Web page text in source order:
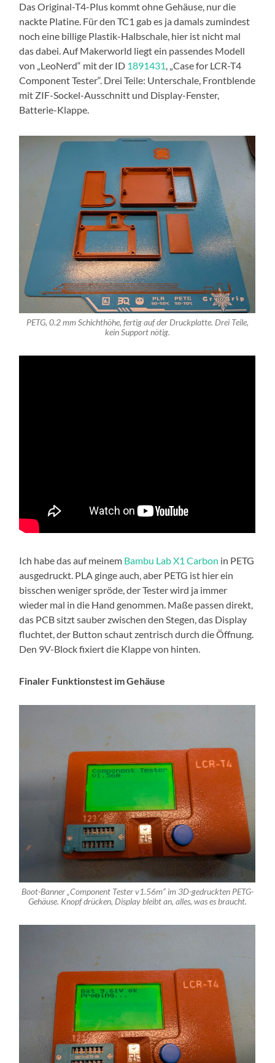
Das Original-T4-Plus kommt ohne Gehäuse, nur die
nackte Platine. Für den TC1 gab es ja damals zumindest
noch eine billige Plastik-Halbschale, hier ist nicht mal
das dabei. Auf Makerworld liegt ein passendes Modell
von „LeoNerd“ mit der ID 1891431, „Case for LCR-T4
Component Tester“. Drei Teile: Unterschale, Frontblende
mit ZIF-Sockel-Ausschnitt und Display-Fenster,
Batterie-Klappe.
PETG, 0.2 mm Schichthöhe, fertig auf der Druckplatte. Drei Teile,
kein Support nötig.
Ich habe das auf meinem Bambu Lab X1 Carbon in PETG
ausgedruckt. PLA ginge auch, aber PETG ist hier ein
bisschen weniger spröde, der Tester wird ja immer
wieder mal in die Hand genommen. Maße passen direkt,
das PCB sitzt sauber zwischen den Stegen, das Display
fluchtet, der Button schaut zentrisch durch die Öffnung.
Den 9V-Block fixiert die Klappe von hinten.
Finaler Funktionstest im Gehäuse
Boot-Banner „Component Tester v1.56m“ im 3D-gedruckten PETG-
Gehäuse. Knopf drücken, Display bleibt an, alles, was es braucht.